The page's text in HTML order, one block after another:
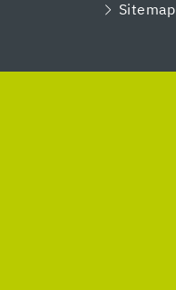
Sitemap